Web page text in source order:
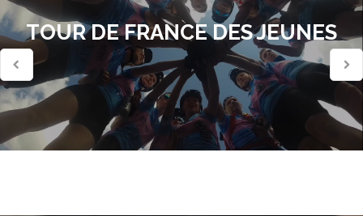
TOUR DE FRANCE DES JEUNES